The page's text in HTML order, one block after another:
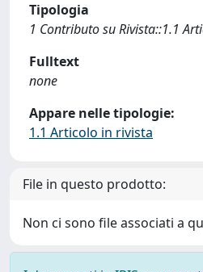
Tipologia
1 Contributo su Rivista::1.1
Fulltext
none
Appare nelle tipologie:
1.1 Articolo in rivista
File in questo prodotto:
Non ci sono file associati a